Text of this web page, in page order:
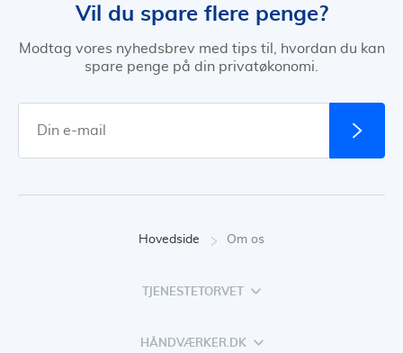
Vil du spare flere penge?
Modtag vores nyhedsbrev med tips til, hvordan du kan
spare penge på din privatøkonomi.
Hovedside Om os
TJENESTETORVET
HÅNDVÆRKER.DK